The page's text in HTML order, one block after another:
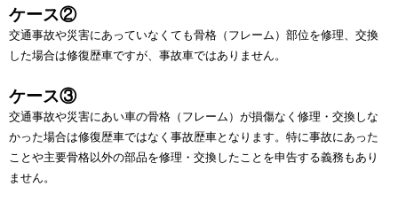
ケース②
交通事故や災害にあっていなくても骨格（フレーム）部位を修理、交換
した場合は修復歴車ですが、事故車ではありません。
ケース③
交通事故や災害にあい車の骨格（フレーム）が損傷なく修理・交換しな
かった場合は修復歴車ではなく事故歴車となります。特に事故にあった
ことや主要骨格以外の部品を修理・交換したことを申告する義務もあり
ません。